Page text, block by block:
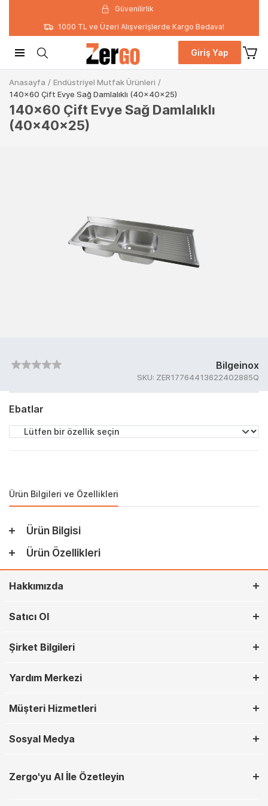
Güvenilirlik
1000 TL ve Üzeri Alışverişlerde Kargo Bedava!
Giriş Yap
Anasayfa / Endüstriyel Mutfak Ürünleri /
140x60 Çift Evye Sağ Damlalıklı (40x40x25)
140x60 Çift Evye Sağ Damlalıklı
(40x40x25)
Bilgeinox
SKU: ZER17764413622402885Q
Ebatlar
Ürün Bilgileri ve Özellikleri
Ürün Bilgisi
Ürün Özellikleri
Hakkımızda
Satıcı Ol
Şirket Bilgileri
Yardım Merkezi
Müşteri Hizmetleri
Sosyal Medya
Zergo'yu AI İle Özetleyin